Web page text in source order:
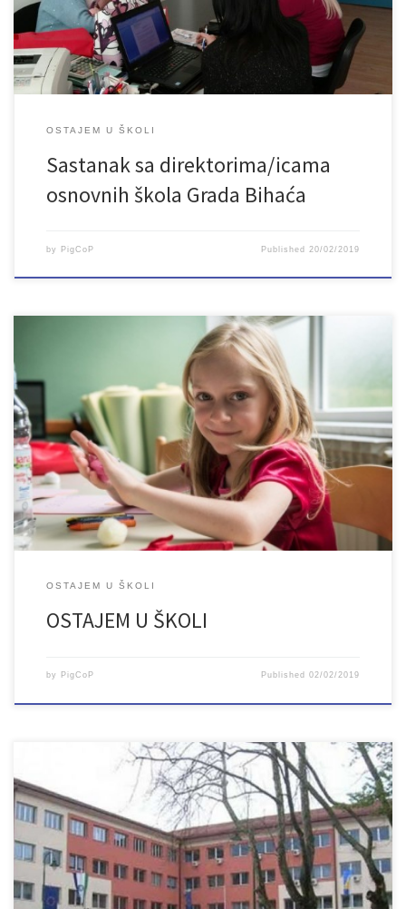
OSTAJEM U ŠKOLI
Sastanak sa direktorima/icama
osnovnih škola Grada Bihaća
by PigCoP Published 20/02/2019
U okviru projekta „Bright4All-Osnovno pravo na obrazovanje za svu
djecu u Bosni i Hercegovini“ koji finansira Evropska unija,
implementira Save the Children u suradnji s partnerskim
organizacijama...
OSTAJEM U ŠKOLI
OSTAJEM U ŠKOLI
by PigCoP Published02/02/2019
Na poziv Gradskog vijeća Bihać NVO LAN je učestvovala u Javnoj
raspravi o Nacrtu Statutarne odluke o izmjenama i dopunama
Statuta Grada Bihaća.